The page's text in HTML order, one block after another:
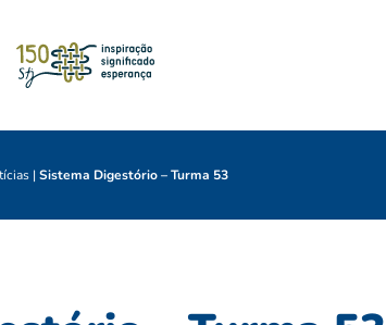
| Sistema Digestório – Turma 53